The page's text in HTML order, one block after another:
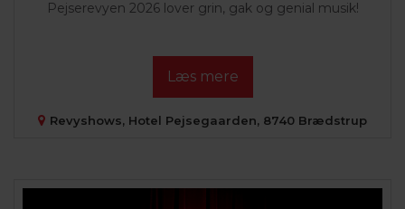
Pejserevyen 2026 lover grin, gak og genial musik!
Læs mere
Revyshows, Hotel Pejsegaarden, 8740 Brædstrup